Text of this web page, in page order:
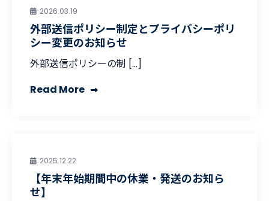
2026.03.19
外部送信ポリシー制定とプライバシーポリ
シー変更のお知らせ
外部送信ポリシーの制 […]
Read More
2025.12.22
【年末年始期間中の休業・発送のお知ら
せ】